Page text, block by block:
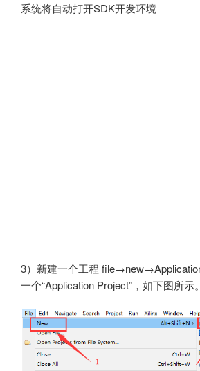
系统将自动打开SDK开发环境
3）新建一个工程
一个“Application Project”，如下图所示。